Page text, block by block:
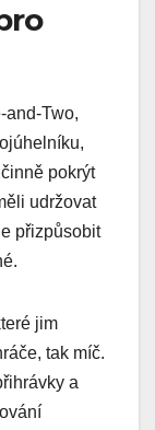
and-Two,
pokrýt
udržovat
přizpůsobit
jim
tak míč.
a